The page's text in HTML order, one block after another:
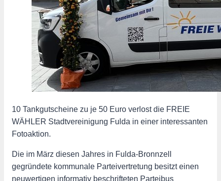
10 Tankgutscheine zu je 50 Euro verlost die FREIE
WÄHLER Stadtvereinigung Fulda in einer interessanten
Fotoaktion.
Die im März diesen Jahres in Fulda-Bronnzell
gegründete kommunale Parteivertretung besitzt einen
neuwertigen informativ beschrifteten Parteibus